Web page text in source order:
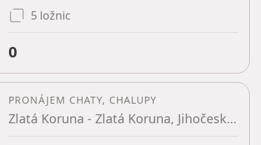
5 ložnic
0
PRONÁJEM CHATY, CHALUPY
Zlatá Koruna - Zlatá Koruna, Jihočeský kraj